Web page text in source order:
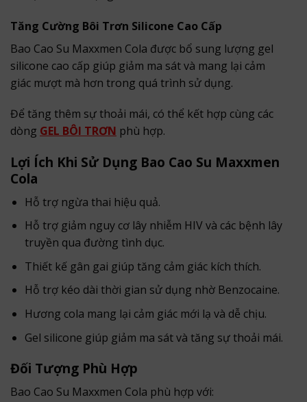
Tăng Cường Bôi Trơn Silicone Cao Cấp
Bao Cao Su Maxxmen Cola được bổ sung lượng gel
silicone cao cấp giúp giảm ma sát và mang lại cảm
giác mượt mà hơn trong quá trình sử dụng.
Để tăng thêm sự thoải mái, có thể kết hợp cùng các
dòng GEL BÔI TRƠN phù hợp.
Lợi Ích Khi Sử Dụng Bao Cao Su Maxxmen
Cola
Hỗ trợ ngừa thai hiệu quả.
Hỗ trợ giảm nguy cơ lây nhiễm HIV và các bệnh lây
truyền qua đường tình dục.
Thiết kế gân gai giúp tăng cảm giác kích thích.
Hỗ trợ kéo dài thời gian sử dụng nhờ Benzocaine.
Hương cola mang lại cảm giác mới lạ và dễ chịu.
Gel silicone giúp giảm ma sát và tăng sự thoải mái.
Đối Tượng Phù Hợp
Bao Cao Su Maxxmen Cola phù hợp với: